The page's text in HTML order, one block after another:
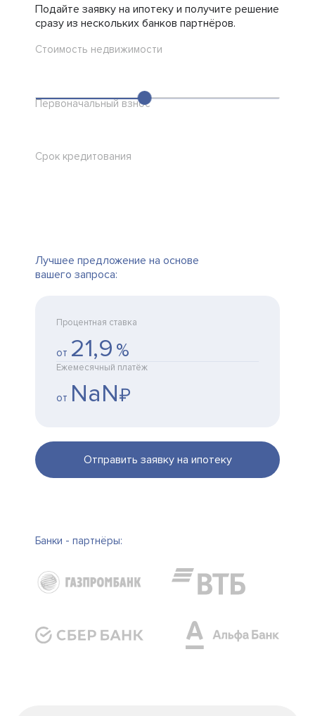
Подайте заявку на ипотеку и получите решение
сразу из нескольких банков партнёров.
Стоимость недвижимости
Первоначальный взнос
Срок кредитования
Лучшее предложение на основе
вашего запроса:
Процентная ставка
от 21,9 %
Ежемесячный платёж
от NaN₽
Отправить заявку на ипотеку
Банки - партнёры: